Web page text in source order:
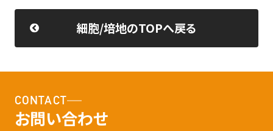
細胞/培地のTOPへ戻る
CONTACT
お問い合わせ